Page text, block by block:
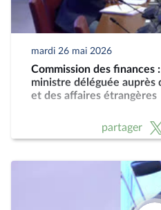
mardi 26 mai 2026
Commission des finances
ministre déléguée auprès
et des affaires étrangères
partager